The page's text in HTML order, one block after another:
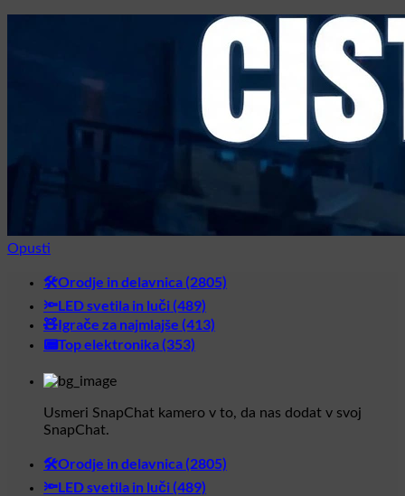
Opusti
Skoči
vsebino
🛠️Orodje in delavnica (2805)
🔦LED svetila in luči (489)
🧸Igrače za najmlajše (413)
📟Top elektronika (353)
Usmeri SnapChat kamero v to, da nas dodat v svoj
SnapChat.
🛠️Orodje in delavnica (2805)
🔦LED svetila in luči (489)